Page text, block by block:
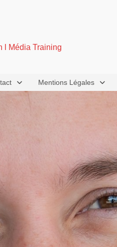
l Média Training
Mentions Légales